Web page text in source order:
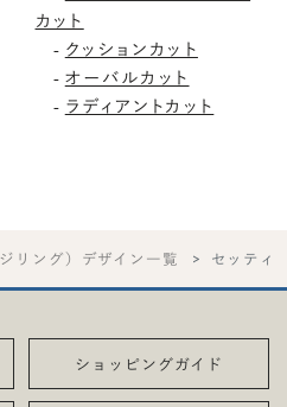
カット
- クッションカット
- オーバルカット
- ラディアントカット
リング）デザイン一覧 セッティ
ショッピングガイド